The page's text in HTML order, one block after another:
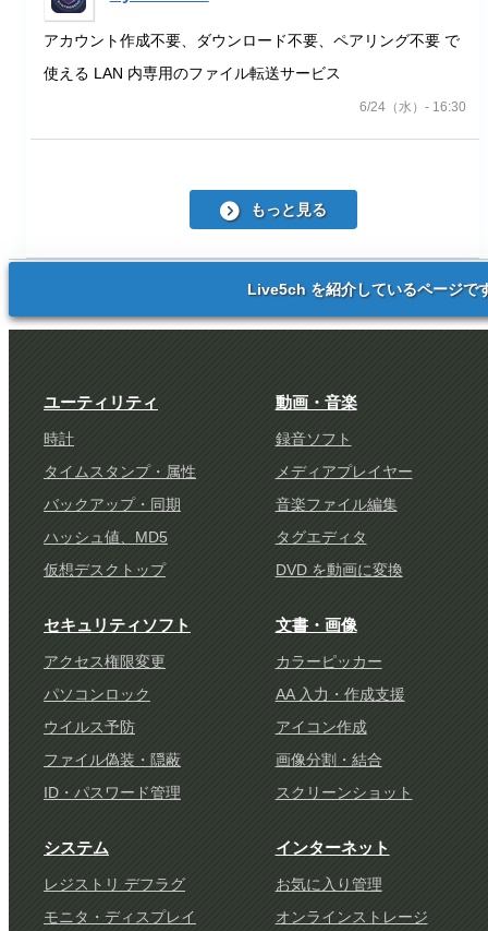
アカウント作成不要、ダウンロード不要、ペアリング不要 で
使える LAN 内専用のファイル転送サービス
6/24（水）- 16:30
もっと見る
Live5ch を紹介しているページで
ユーティリティ
時計
タイムスタンプ・属性
バックアップ・同期
ハッシュ値、MD5
仮想デスクトップ
動画・音楽
録音ソフト
メディアプレイヤー
音楽ファイル編集
タグエディタ
DVD を動画に変換
セキュリティソフト
アクセス権限変更
パソコンロック
ウイルス予防
ファイル偽装・隠蔽
ID・パスワード管理
文書・画像
カラーピッカー
AA 入力・作成支援
アイコン作成
画像分割・結合
スクリーンショット
システム
レジストリ デフラグ
モニタ・ディスプレイ
インターネット
お気に入り管理
オンラインストレージ